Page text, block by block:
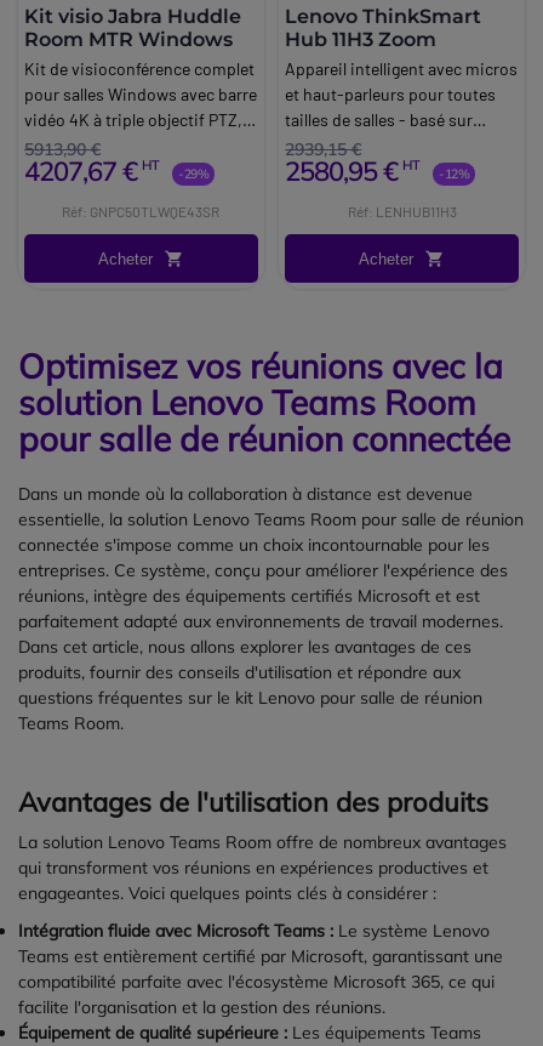
Kit visio Jabra Huddle
Room MTR Windows
Kit de visioconférence complet
pour salles Windows avec barre
vidéo 4K à triple objectif PTZ,
mini-PC Lenovo, écran 4K de
43 pouces, support à roulettes
huddle rooms (2-3 personnes).
5913,90 €
4207,67 € HT -29%
Réf: GNPC50TLWQE43SR
Acheter
Lenovo ThinkSmart
Hub 11H3 Zoom
Appareil intelligent avec micros
et haut-parleurs pour toutes
tailles de salles - basé sur
Zoom.
2939,15 €
2580,95 € HT -12%
Réf: LENHUB11H3
Acheter
Optimisez vos réunions avec la
solution Lenovo Teams Room
pour salle de réunion connectée
Dans un monde où la collaboration à distance est devenue
essentielle, la solution Lenovo Teams Room pour salle de réunion
connectée s'impose comme un choix incontournable pour les
entreprises. Ce système, conçu pour améliorer l'expérience des
réunions, intègre des équipements certifiés Microsoft et est
parfaitement adapté aux environnements de travail modernes.
Dans cet article, nous allons explorer les avantages de ces
produits, fournir des conseils d'utilisation et répondre aux
questions fréquentes sur le kit Lenovo pour salle de réunion
Teams Room.
Avantages de l'utilisation des produits
La solution Lenovo Teams Room offre de nombreux avantages
qui transforment vos réunions en expériences productives et
engageantes. Voici quelques points clés à considérer :
Intégration fluide avec Microsoft Teams : Le système Lenovo
Teams est entièrement certifié par Microsoft, garantissant une
compatibilité parfaite avec l'écosystème Microsoft 365, ce qui
facilite l'organisation et la gestion des réunions.
Équipement de qualité supérieure : Les équipements Teams